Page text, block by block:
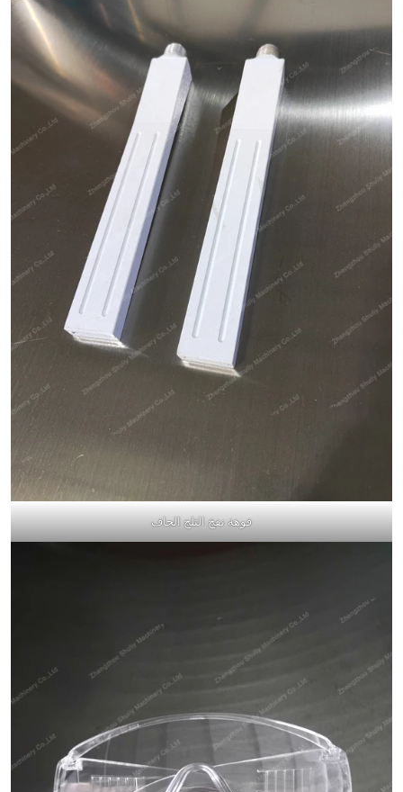
فوهة نفخ الثلج الجاف